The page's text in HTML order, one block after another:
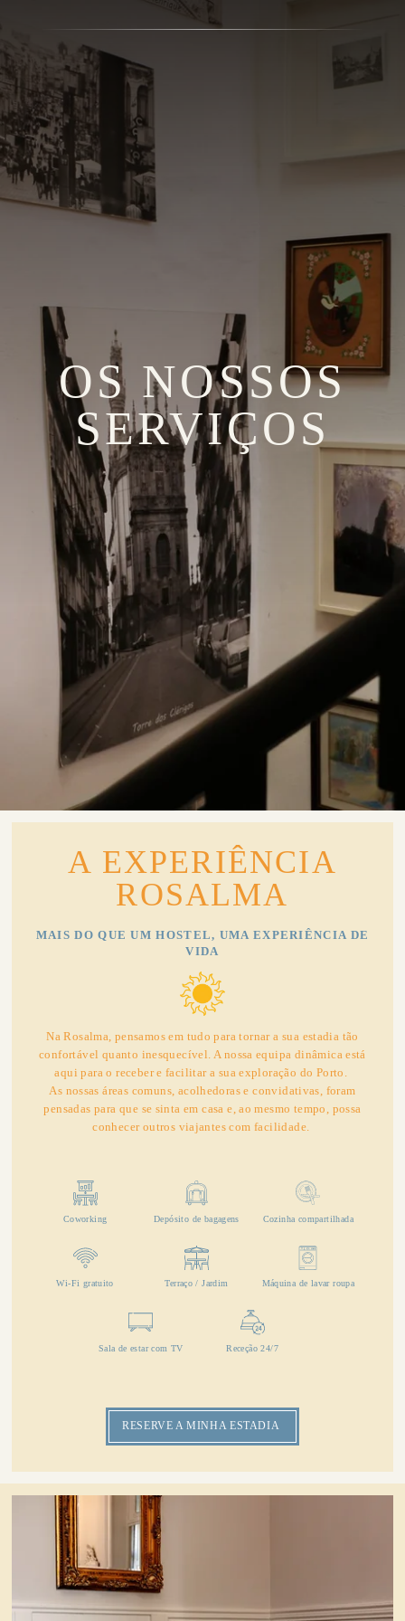
OS NOSSOS
SERVIÇOS
A EXPERIÊNCIA
ROSALMA
MAIS DO QUE UM HOSTEL, UMA EXPERIÊNCIA DE
VIDA
Na Rosalma, pensamos em tudo para tornar a sua estadia tão
confortável quanto inesquecível. A nossa equipa dinâmica está
aqui para o receber e facilitar a sua exploração do Porto.
As nossas áreas comuns, acolhedoras e convidativas, foram
pensadas para que se sinta em casa e, ao mesmo tempo, possa
conhecer outros viajantes com facilidade.
Coworking Depósito de bagagens Cozinha compartilhada
Wi-Fi gratuito Terraço / Jardim Máquina de lavar roupa
Sala de estar com TV Receção 24/7
RESERVE A MINHA ESTADIA